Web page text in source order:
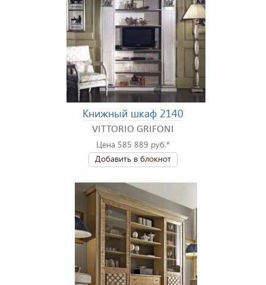
Книжный шкаф 2140
VITTORIO GRIFONI
Цена 585 889 руб.*
Добавить в блокнот